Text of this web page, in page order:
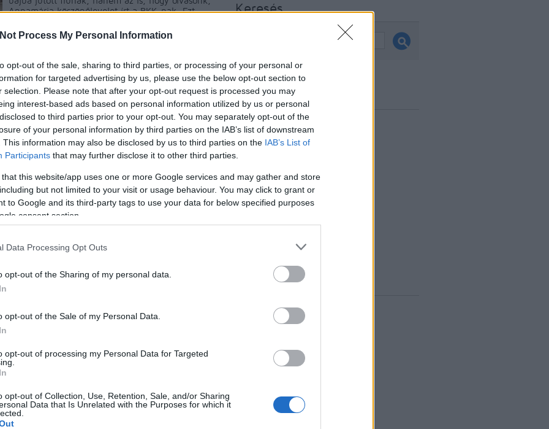
Process My Personal Information
opt-out of the sale, sharing to third parties, or processing of your personal or
for targeted advertising by us, please use the below opt-out section to
selection. Please note that after your opt-out request is processed you may
interest-based ads based on personal information utilized by us or personal
to third parties prior to your opt-out. You may separately opt-out of the
of your personal information by third parties on the IAB’s list of downstream
This information may also be disclosed by us to third parties on the IAB’s List of
Participants that may further disclose it to other third parties.
that this website/app uses one or more Google services and may gather and store
but not limited to your visit or usage behaviour. You may click to grant or
to Google and its third-party tags to use your data for below specified purposes
consent section.
Data Processing Opt Outs
opt-out of the Sharing of my personal data.
opt-out of the Sale of my Personal Data.
opt-out of processing my Personal Data for Targeted
opt-out of Collection, Use, Retention, Sale, and/or Sharing
Data that Is Unrelated with the Purposes for which it
Annamária köszönőlevelet írt a BKK-nak. Ezt
Címkék:segítség buszvezető 105-ös busz
Tetszik
ezért megb@szlak 16
én 13:05-kor utaztam a három éves
szálltunk fel és a Nyugati tér volt a
célállomásunk. Természetesen…
Tetszik
e az ellenőr a MÁK-
Keresés
Facebook
Archívum
2015 április (1)
2015 március (
2015 január
)
2014 október
(